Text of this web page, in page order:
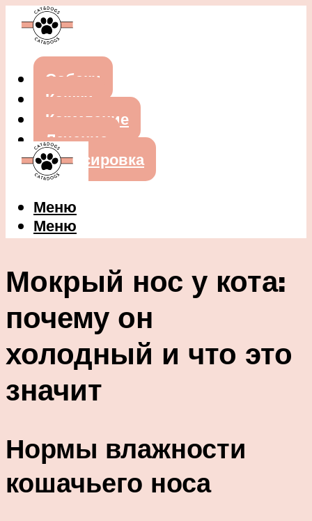
Собаки
Кошки
Кормление
Лечение
Дрессировка
Меню
Меню
Мокрый нос у кота:
почему он
холодный и что это
значит
Нормы влажности
кошачьего носа